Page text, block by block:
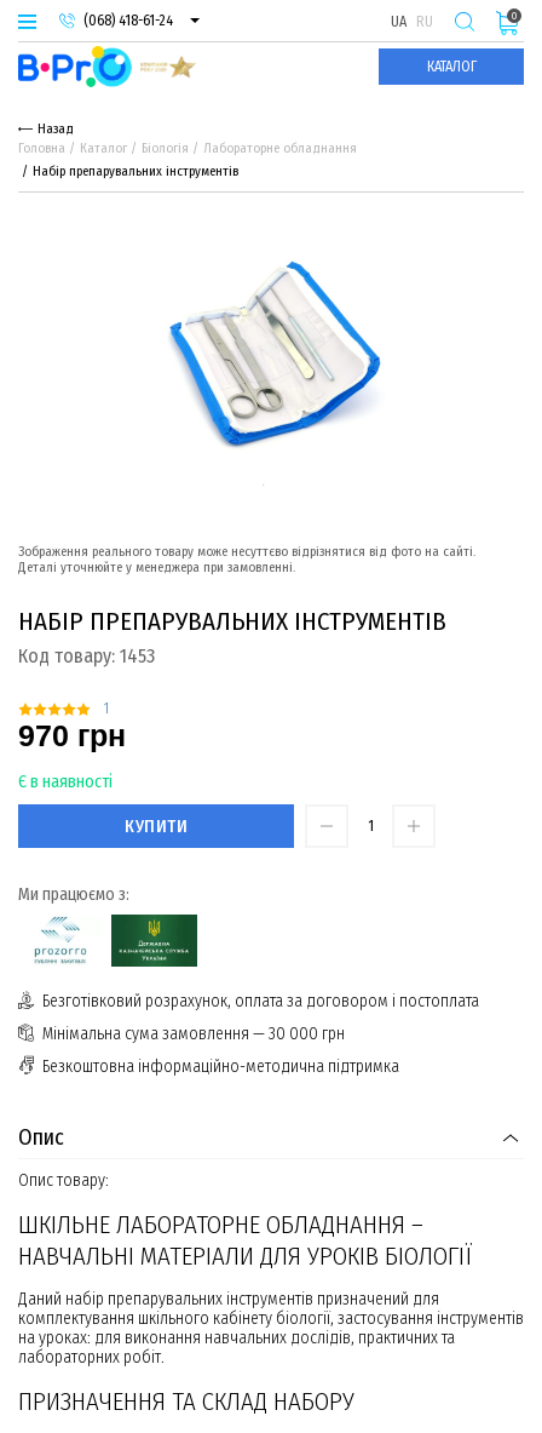
(068) 418-61-24
(093) 974-66-94
(095) 987-29-55
UA RU
КАТАЛОГ
0
Назад
Головна
Каталог Біологія
Лабораторне обладнання
Набір препарувальних інструментів
Зображення реального товару може несуттєво відрізнятися від фото на сайті.
Деталі уточнюйте у менеджера при замовленні.
НАБІР ПРЕПАРУВАЛЬНИХ ІНСТРУМЕНТІВ
Код товару: 1453
1
970 грн
Є в наявності
КУПИТИ
Ми працюємо з:
Безготівковий розрахунок, оплата за договором і постоплата
Мінімальна сума замовлення — 30 000 грн
Безкоштовна інформаційно-методична підтримка
Опис
Опис товару:
ШКІЛЬНЕ ЛАБОРАТОРНЕ ОБЛАДНАННЯ –
НАВЧАЛЬНІ МАТЕРІАЛИ ДЛЯ УРОКІВ БІОЛОГІЇ
Даний набір препарувальних інструментів призначений для
комплектування шкільного кабінету біології, застосування інструментів
на уроках: для виконання навчальних дослідів, практичних та
лабораторних робіт.
ПРИЗНАЧЕННЯ ТА СКЛАД НАБОРУ